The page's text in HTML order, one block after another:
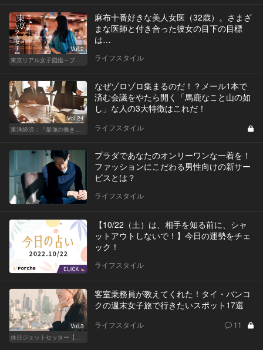
Vol.2
東京リアル女子図鑑～プロローグ編～
麻布十番好きな美人女医（32歳）。さまざ
まな医師と付き合った彼女の目下の目標
は…
ライフスタイル
Vol.24
東洋経済：『最強の働き方』『一流の育て方』
なぜゾロゾロ集まるのだ！？メール1本で
済む会議をやたら開く「馬鹿なこと山の如
し」な人の3大特徴はこれだ！
ライフスタイル
プラダであなたのオンリーワンな一着を！
ファッションにこだわる男性向けの新サー
ビスとは？
ライフスタイル
【10/22（土）は、相手を知る前に、シャ
ットアウトしないで！】今日の運勢をチェ
ック！
ライフスタイル
Vol.3
休日ジェットセッター【厳選スポット編】
客室乗務員が教えてくれた！タイ・バンコ
クの週末女子旅で行きたいスポット17選
ライフスタイル 11